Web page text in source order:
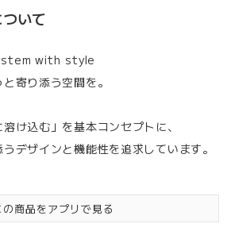
いて
with style
寄り添う空間を。
け込む」を基本コンセプトに、
デザインと機能性を追求しています。
の商品をアプリで見る